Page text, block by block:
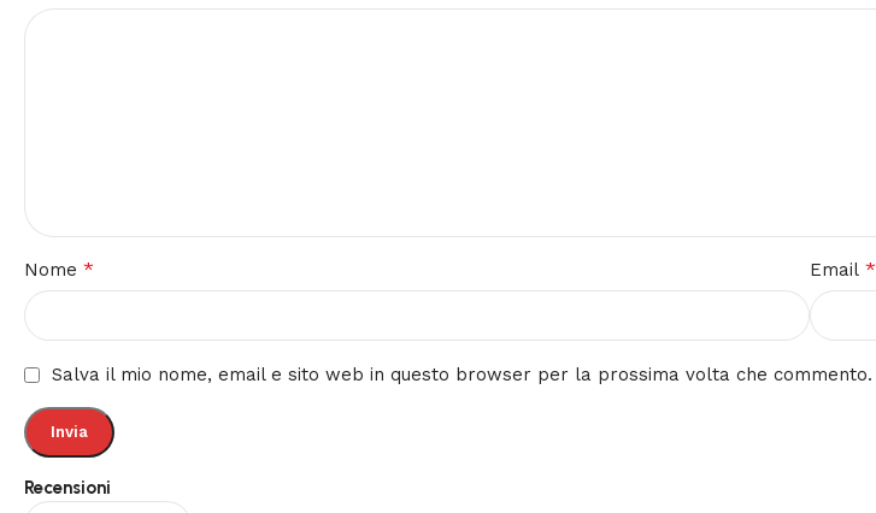
Recensioni
Nome * Email *
Salva il mio nome, email e sito web in questo browser per la prossima volta che commento.